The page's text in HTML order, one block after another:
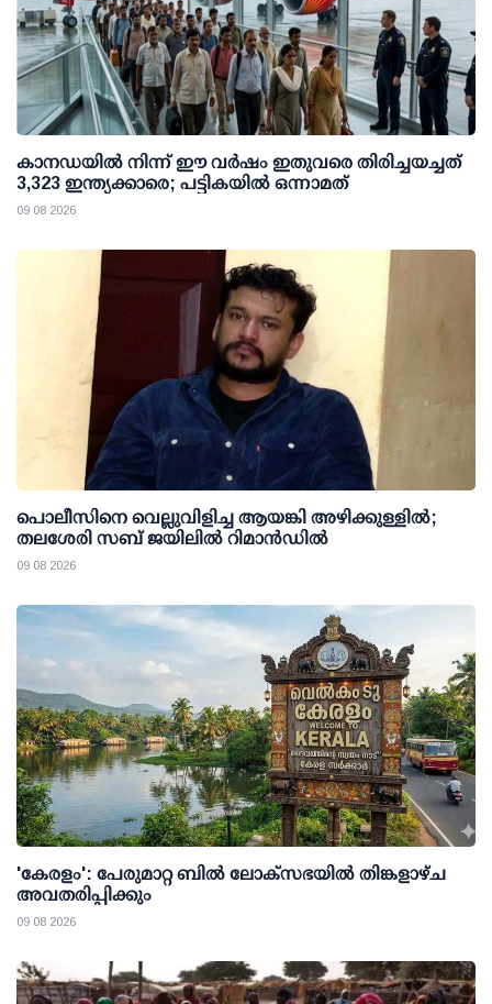
കാനഡയിൽ നിന്ന് ഈ വർഷം ഇതുവരെ തിരിച്ചയച്ചത്
3,323 ഇന്ത്യക്കാരെ; പട്ടികയിൽ ഒന്നാമത്
09 08 2026
പൊലീസിനെ വെല്ലുവിളിച്ച ആയങ്കി അഴിക്കുള്ളില്‍;
തലശേരി സബ് ജയിലില്‍ റിമാന്‍ഡില്‍
09 08 2026
'കേരളം': പേരുമാറ്റ ബില്‍ ലോക്സഭയില്‍ തിങ്കളാഴ്ച
അവതരിപ്പിക്കും
09 08 2026